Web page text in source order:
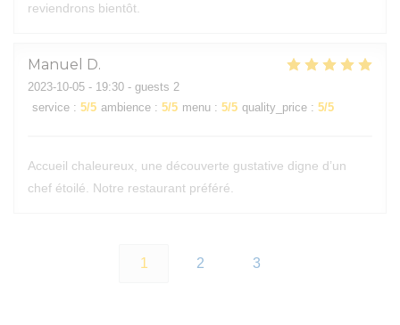
reviendrons bientôt.
Manuel D
2023-10-05 - 19:30 - guests 2
service : 5/5 ambience : 5/5 menu : 5/5 quality_price : 5/5
Accueil chaleureux, une découverte gustative digne d’un
chef étoilé. Notre restaurant préféré.
1 2 3